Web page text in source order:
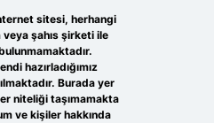
sitesi, herhangi
şahıs şirketi ile
hazırladığımız
Burada yer
niteliği taşımamakta
ve kişiler hakkında